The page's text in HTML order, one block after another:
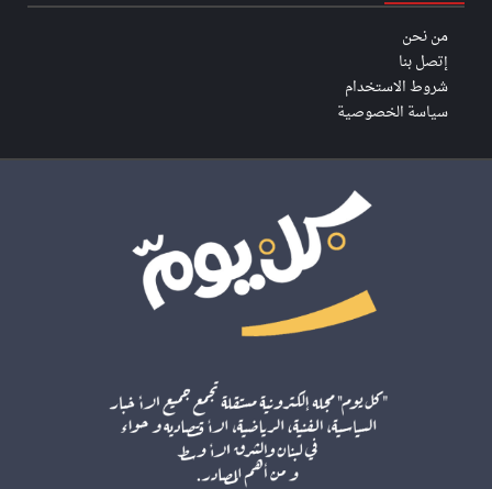
من نحن
إتصل بنا
شروط الاستخدام
سياسة الخصوصية